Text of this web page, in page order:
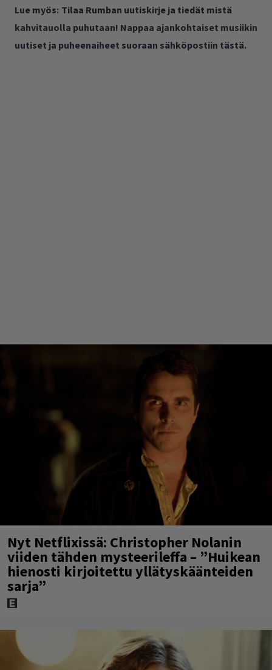
Lue myös: Tilaa Rumban uutiskirje ja tiedät mistä
kahvitauolla puhutaan! Nappaa ajankohtaiset musiikin
uutiset ja puheenaiheet suoraan sähköpostiin tästä.
Nyt Netflixissä: Christopher Nolanin
viiden tähden mysteerileffa – ”Huikean
hienosti kirjoitettu yllätyskäänteiden
sarja”